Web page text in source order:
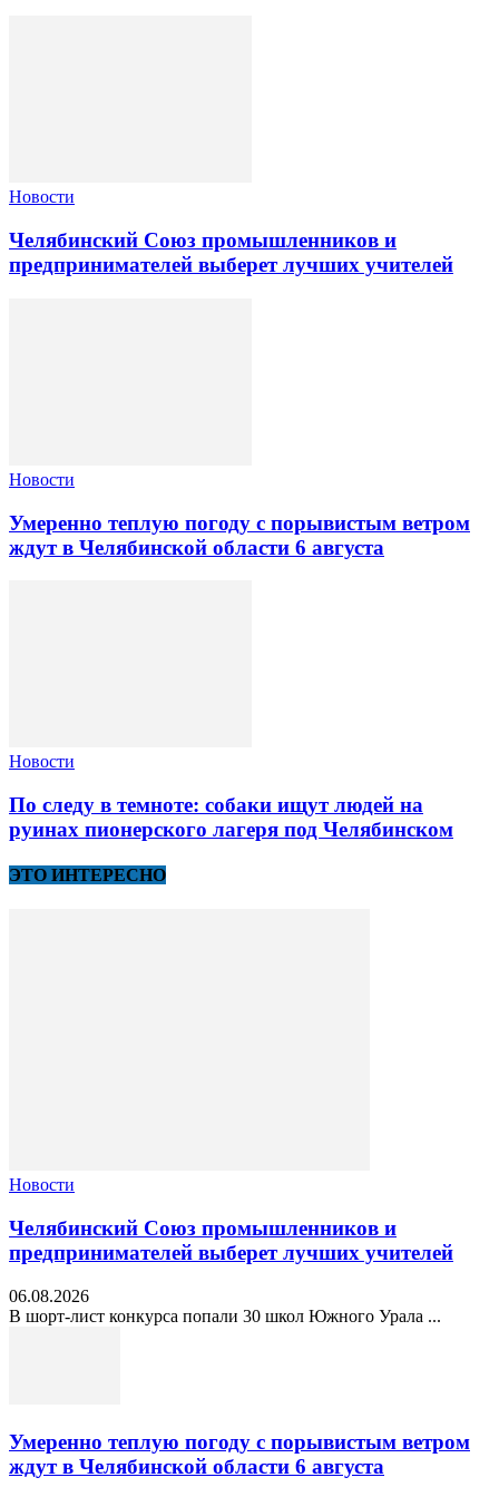
Новости
Челябинский Союз промышленников и
предпринимателей выберет лучших учителей
Новости
Умеренно теплую погоду с порывистым ветром
ждут в Челябинской области 6 августа
Новости
По следу в темноте: собаки ищут людей на
руинах пионерского лагеря под Челябинском
ЭТО ИНТЕРЕСНО
Новости
Челябинский Союз промышленников и
предпринимателей выберет лучших учителей
06.08.2026
В шорт‑лист конкурса попали 30 школ Южного Урала ...
Умеренно теплую погоду с порывистым ветром
ждут в Челябинской области 6 августа